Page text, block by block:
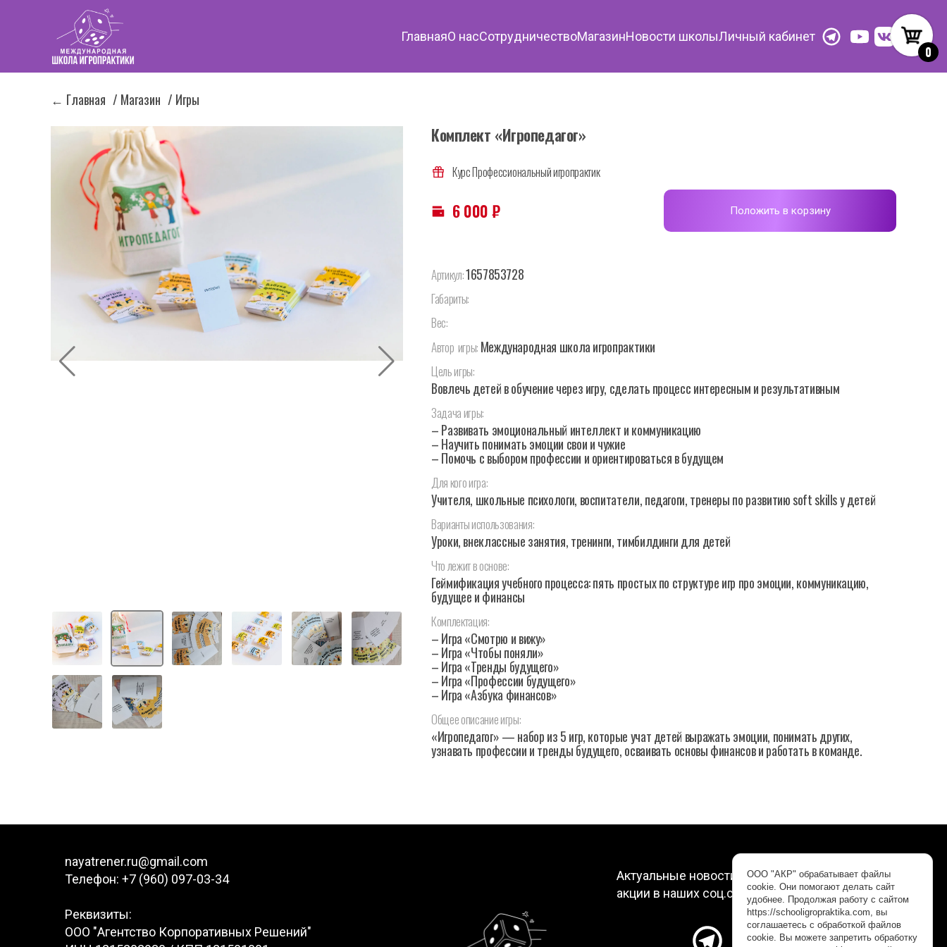
ГлавнаяО насСотрудничествоМагазинНовости школыЛичный кабинет
← Главная / Магазин / Игры
Комплект «Игропедагог»
Курс Профессиональный игропрактик
6 000₽ Положить в корзину
Артикул:1657853728
Габариты:
Вес:
Автор игры: Международная школа игропрактики
Цельигры:
Вовлечь детей в обучение через игру, сделать процесс интересным и результативным
Задача игры:
– Развивать эмоциональный интеллект и коммуникацию
– Научить понимать эмоции свои и чужие
– Помочь с выбором профессии и ориентироваться в будущем
Для когоигра:
Учителя, школьные психологи, воспитатели, педагоги, тренеры по развитию soft skills у детей
Вариантыиспользования:
Уроки, внеклассные занятия, тренинги, тимбилдинги для детей
Чтолежитвоснове:
Геймификация учебного процесса: пять простых по структуре игр про эмоции, коммуникацию,
будущее и финансы
Комплектация:
– Игра «Смотрю и вижу»
– Игра «Чтобы поняли»
– Игра «Тренды будущего»
– Игра «Профессии будущего»
– Игра «Азбука финансов»
Общееописаниеигры:
«Игропедагог» — набор из 5 игр, которые учат детей выражать эмоции, понимать других,
узнавать профессии и тренды будущего, осваивать основы финансов и работать в команде.
0
nayatrener.ru@gmail.com
Телефон: +7 (960) 097-03-34
Реквизиты:
ООО "Агентство Корпоративных Решений"
Актуальные новости, интересные видео и
акции в наших соц.сетях. Подписывайтесь!
ООО "АКР" обрабатывает файлы
cookie. Они помогают делать сайт
удобнее. Продолжая работу с сайтом
https://schooligropraktika.com, вы
соглашаетесь с обработкой файлов
cookie. Вы можете запретить обработку